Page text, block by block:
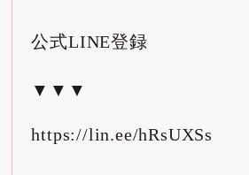
公式LINE登録
▼▼▼
https://lin.ee/hRsUXSs